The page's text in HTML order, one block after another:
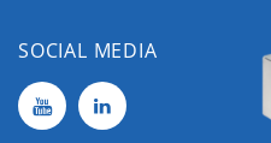
SOCIAL MEDIA